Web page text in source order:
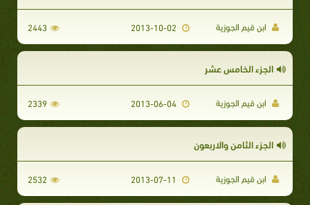
ابن قيم الجوزية 2443
الجزء الخامس عشر
ابن قيم الجوزية 2339
الجزء الثامن والاربعون
ابن قيم الجوزية 2532